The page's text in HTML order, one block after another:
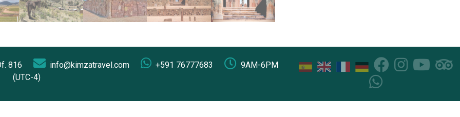
816 info@kimzatravel.com +591 76777683
9AM-6PM
(UTC-4)